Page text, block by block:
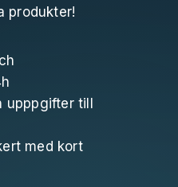
produkter!
till
med kort